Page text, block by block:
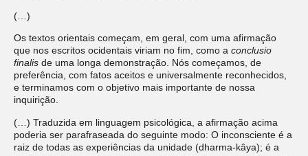
(…)
Os textos orientais começam, em geral, com uma afirmação
que nos escritos ocidentais viriam no fim, como a conclusio
finalis de uma longa demonstração. Nós começamos, de
preferência, com fatos aceitos e universalmente reconhecidos,
e terminamos com o objetivo mais importante de nossa
inquirição.
(…) Traduzida em linguagem psicológica, a afirmação acima
poderia ser parafraseada do seguinte modo: O inconsciente é a
raiz de todas as experiências da unidade (dharma-kâya); é a